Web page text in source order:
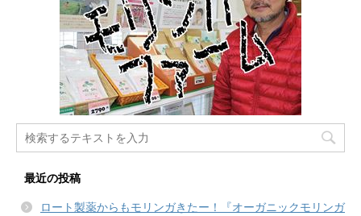
最近の投稿
ロート製薬からもモリンガきたー！『オーガニックモリンガ